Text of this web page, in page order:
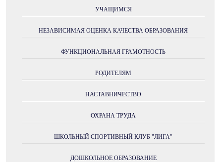
УЧАЩИМСЯ
НЕЗАВИСИМАЯ ОЦЕНКА КАЧЕСТВА ОБРАЗОВАНИЯ
ФУНКЦИОНАЛЬНАЯ ГРАМОТНОСТЬ
РОДИТЕЛЯМ
НАСТАВНИЧЕСТВО
ОХРАНА ТРУДА
ШКОЛЬНЫЙ СПОРТИВНЫЙ КЛУБ "ЛИГА"
ДОШКОЛЬНОЕ ОБРАЗОВАНИЕ